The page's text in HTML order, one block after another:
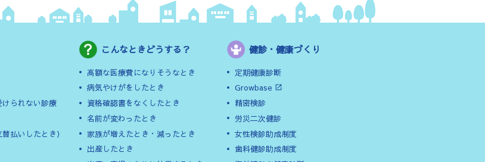
られない診療
払いしたとき）
こんなときどうする？
高額な医療費になりそうなとき
病気やけがをしたとき
資格確認書をなくしたとき
名前が変わったとき
家族が増えたとき・減ったとき
出産したとき
健診・健康づくり
定期健康診断
Growbase
精密検診
労災二次健診
女性検診助成制度
歯科健診助成制度